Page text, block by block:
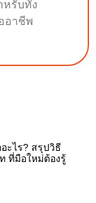
หรับทั้ง
อาชีพ
ะไร? สรุปวิธี
ที่มือใหม่ต้องรู้